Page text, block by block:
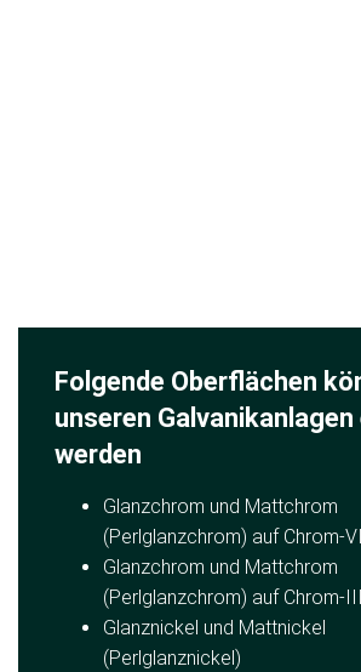
Folgende Oberflächen
unseren
werden
Glanzchrom und Mattchrom
(Perlglanzchrom) auf Chrom-
Glanzchrom und Mattchrom
(Perlglanzchrom) auf Chrom-
Glanznickel und Mattnickel
(Perlglanznickel)